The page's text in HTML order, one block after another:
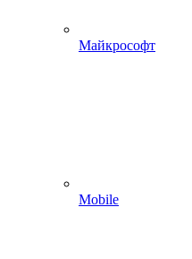
Майкрософт
Mobile